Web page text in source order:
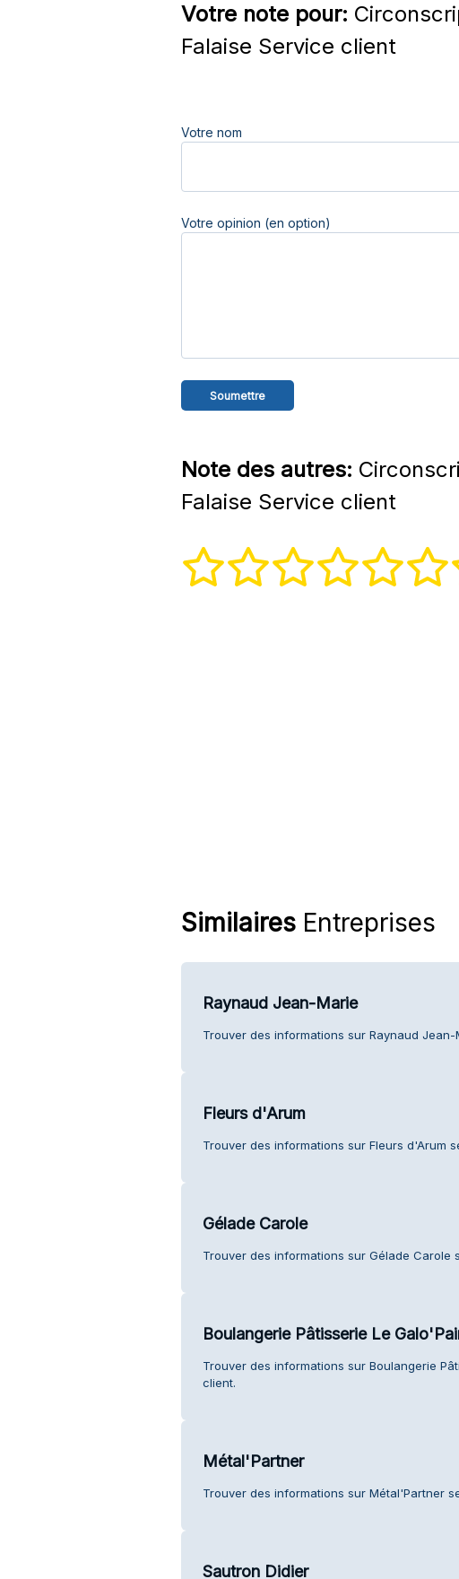
Votre note pour:
Falaise Service client
Votre nom
Votre opinion (en option)
Note des autres:
Falaise Service client
SimilairesEntreprises
Raynaud Jean-Marie
Trouver des informations sur Raynaud
Fleurs d'Arum
Trouver des informations sur Fleurs d'Arum
Gélade Carole
Trouver des informations sur Gélade Carole
Boulangerie Pâtisserie Le
Trouver des informations sur Boulangerie
client.
Métal'Partner
Trouver des informations sur Métal'Partner
Sautron Didier